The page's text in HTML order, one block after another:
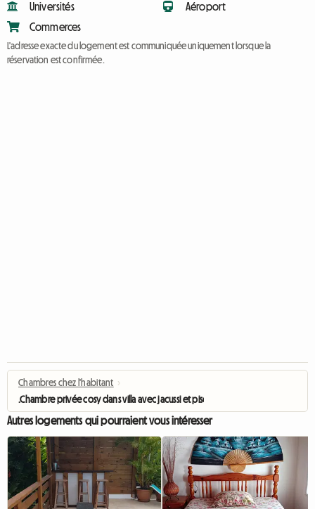
Universités
Commerces
Aéroport
L'adresse exacte du logement est communiquée uniquement lorsque la
réservation est confirmée.
Chambres chez l'habitant ›
.Chambre privée cosy dans villa avec jacussi et piscine
Autres logements qui pourraient vous intéresser